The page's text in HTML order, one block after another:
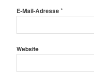
E-Mail-Adresse*
Website